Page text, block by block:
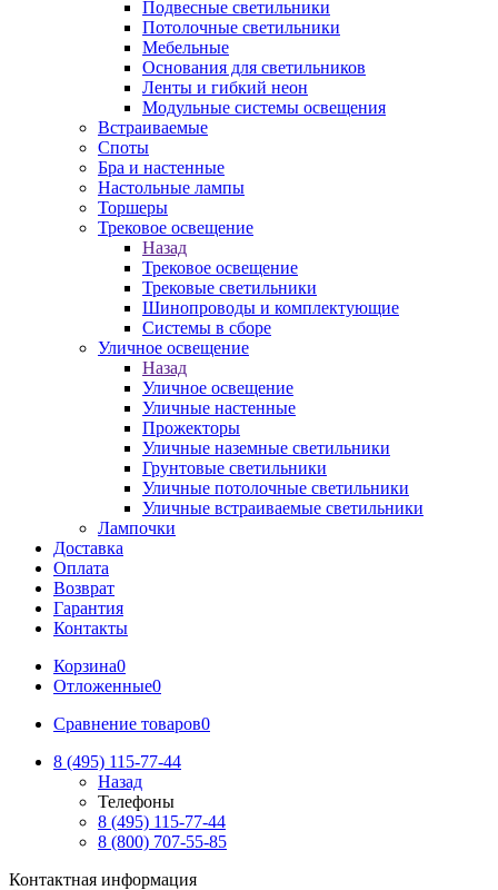
Подвесные светильники
Потолочные светильники
Мебельные
Основания для светильников
Ленты и гибкий неон
Модульные системы освещения
Встраиваемые
Споты
Бра и настенные
Настольные лампы
Торшеры
Трековое освещение
Назад
Трековое освещение
Трековые светильники
Шинопроводы и комплектующие
Системы в сборе
Уличное освещение
Назад
Уличное освещение
Уличные настенные
Прожекторы
Уличные наземные светильники
Грунтовые светильники
Уличные потолочные светильники
Уличные встраиваемые светильники
Лампочки
Доставка
Оплата
Возврат
Гарантия
Контакты
Корзина0
Отложенные0
Сравнение товаров0
8 (495) 115-77-44
Назад
Телефоны
8 (495) 115-77-44
8 (800) 707-55-85
Контактная информация